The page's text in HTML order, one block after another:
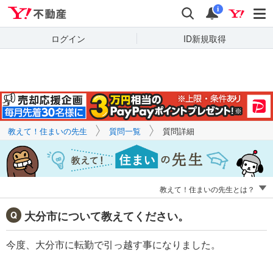
検索 通知
i
ログイン ID新規取得
キーワードで
質問を探す
教えて！住まいの先生 質問一覧 質問詳細
教えて！住まいの先生とは？
大分市について教えてください。
今度、大分市に転勤で引っ越す事になりました。